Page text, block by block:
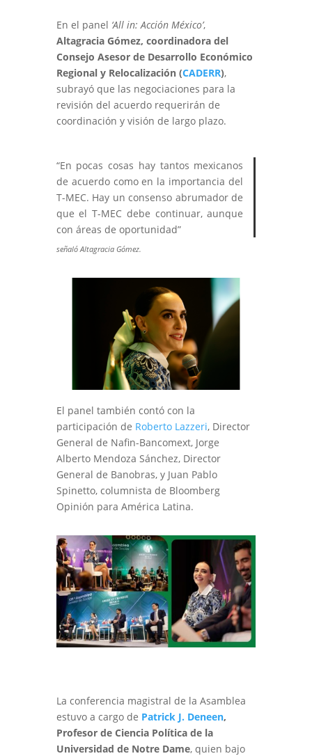
En el panel ‘All in: Acción México’,
Altagracia Gómez, coordinadora del
Consejo Asesor de Desarrollo Económico
Regional y Relocalización (CADERR),
subrayó que las negociaciones para la
revisión del acuerdo requerirán de
coordinación y visión de largo plazo.
“En pocas cosas hay tantos mexicanos
de acuerdo como en la importancia del
T-MEC. Hay un consenso abrumador de
que el T-MEC debe continuar, aunque
con áreas de oportunidad”
señaló Altagracia Gómez.
El panel también contó con la
participación de Roberto Lazzeri, Director
General de Nafin-Bancomext, Jorge
Alberto Mendoza Sánchez, Director
General de Banobras, y Juan Pablo
Spinetto, columnista de Bloomberg
Opinión para América Latina.
La conferencia magistral de la Asamblea
estuvo a cargo de Patrick J. Deneen,
Profesor de Ciencia Política de la
Universidad de Notre Dame, quien bajo